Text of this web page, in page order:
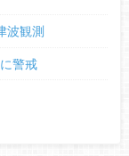
波観測
警戒